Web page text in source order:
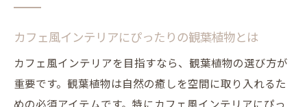
カフェ風インテリアにぴったりの観葉植物とは
カフェ風インテリアを目指すなら、観葉植物の選び方が
重要です。観葉植物は自然の癒しを空間に取り入れるた